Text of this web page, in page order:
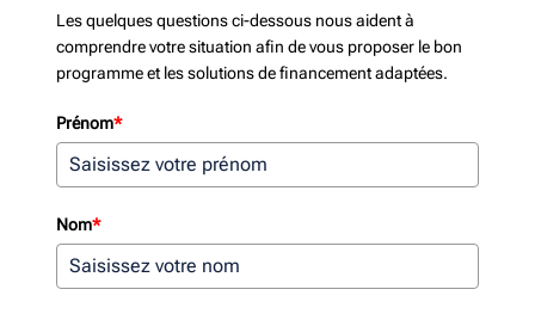
Les quelques questions ci-dessous nous aident à
comprendre votre situation afin de vous proposer le bon
programme et les solutions de financement adaptées.
Prénom*
Nom*